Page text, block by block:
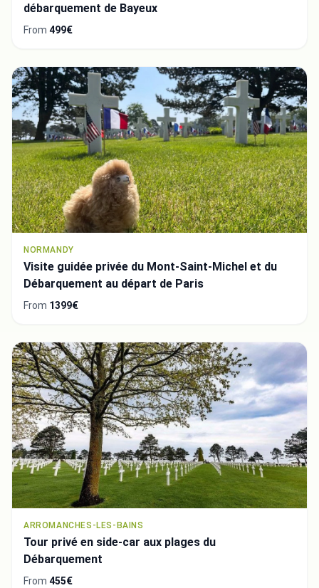
débarquement de Bayeux
From 499€
NORMANDY
Visite guidée privée du Mont-Saint-Michel et du
Débarquement au départ de Paris
From 1399€
ARROMANCHES-LES-BAINS
Tour privé en side-car aux plages du
Débarquement
From 455€